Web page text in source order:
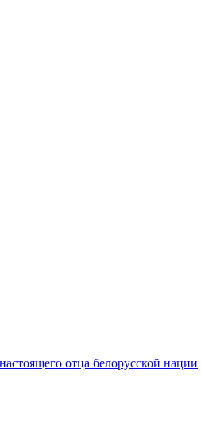
отца белорусской нации